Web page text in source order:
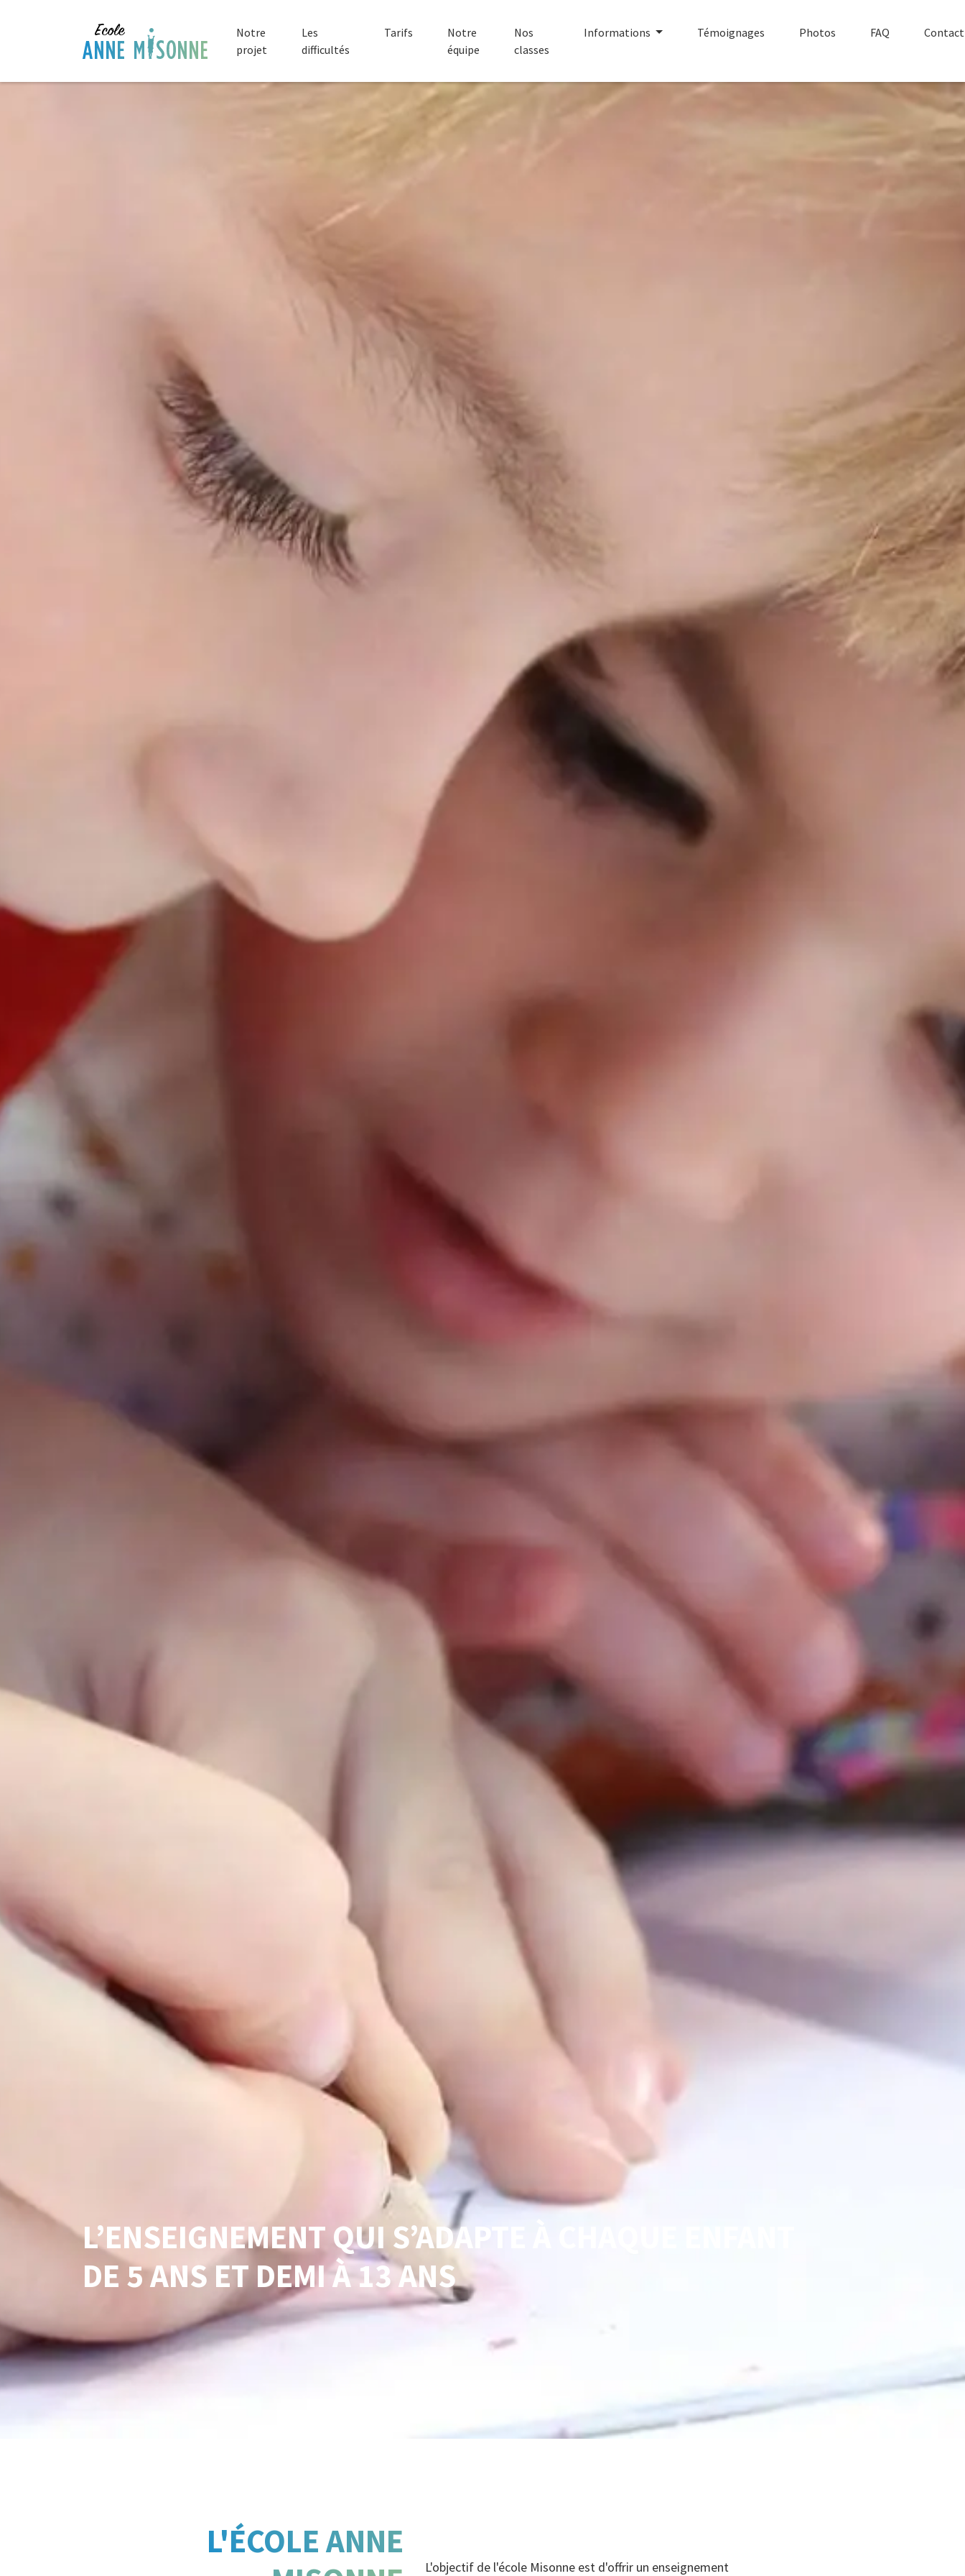
Notre
projet
Les
difficultés
Tarifs
Notre
équipe
Nos
classes
Informations Témoignages Photos FAQ Contact
L’ENSEIGNEMENT QUI S’ADAPTE À CHAQUE ENFANT
DE 5 ANS ET DEMI À 13 ANS
L'ÉCOLE ANNE
L'objectif de l'école Misonne est d'offrir un enseignement